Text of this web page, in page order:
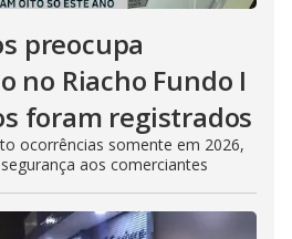
preocupa
no Riacho Fundo I
foram registrados
ocorrências somente em 2026,
aos comerciantes